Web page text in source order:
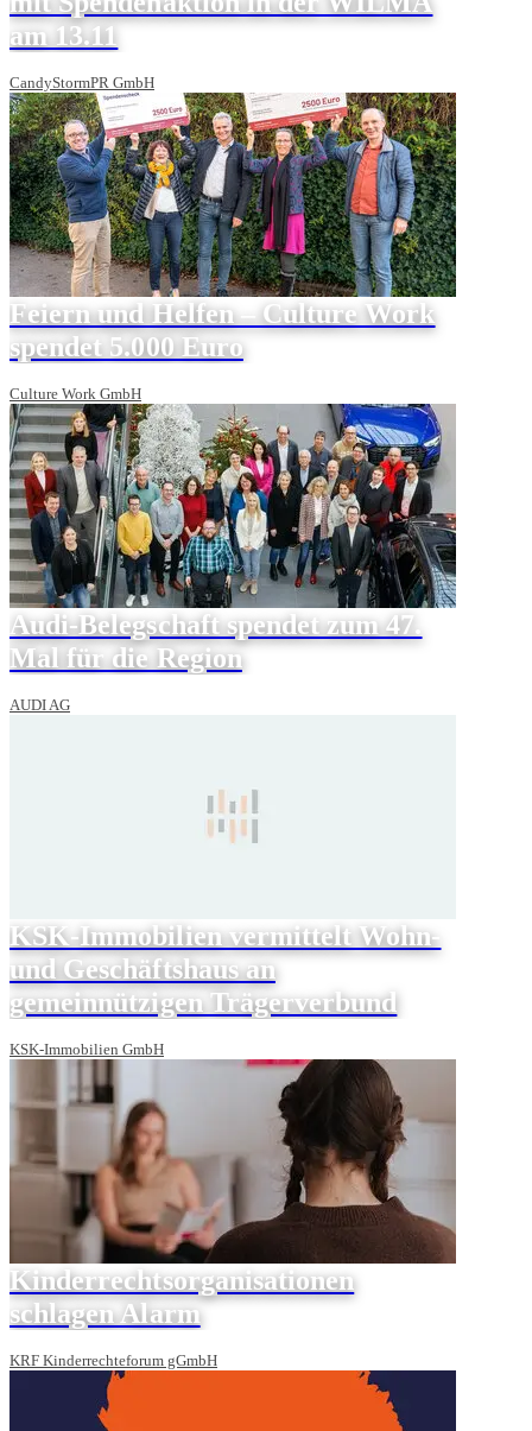
am 13.11
CandyStormPR GmbH
Feiern und Helfen – Culture Work
spendet 5.000 Euro
Culture Work GmbH
Audi-Belegschaft spendet zum 47.
Mal für die Region
AUDI AG
KSK-Immobilien vermittelt Wohn-
und Geschäftshaus an
gemeinnützigen Trägerverbund
KSK-Immobilien GmbH
Kinderrechtsorganisationen
schlagen Alarm
KRF Kinderrechteforum gGmbH